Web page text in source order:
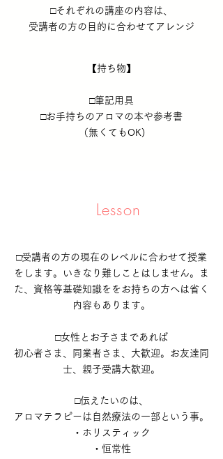
□それぞれの講座の内容は、
受講者の方の 目的に合わせて アレンジ
【持ち物】
□筆記用具
□お手持ちのアロマの本​​や参考書
（無くてもOK)
Lesson​
​□受講者の方の現在のレベルに合わせて授業
をします。いきなり難しことはしません。ま
た、資格等基礎知識ををお持ちの方へは省く
内容もあります。
□女性とお子さまであれば
初心者さま、同業者さま、大歓迎。お友達同
士、親子受講大歓迎。
□伝えたいのは、
アロマテラピーは自然療法の一部という事。
・ホリスティック
・恒常性